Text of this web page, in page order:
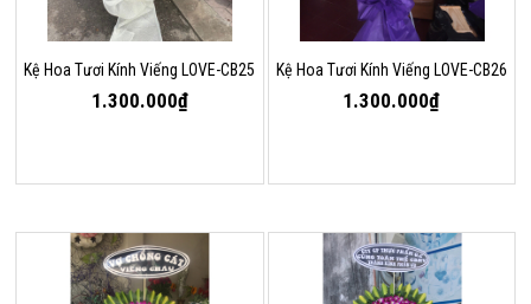
Kệ Hoa Tươi Kính Viếng LOVE-CB25
1.300.000₫
Kệ Hoa Tươi Kính Viếng LOVE-CB26
1.300.000₫